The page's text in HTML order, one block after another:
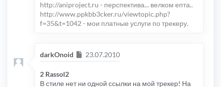
http://aniproject.ru - перспектива... велком епта..
http://www.ppkbb3cker.ru/viewtopic.php?
f=35&t=1042 - мои платные услуги по трекеру.
darkOnoid Сообщение
23.07.2010
2 Rassol2
В стиле нет ни одной ссылки на мой трекер! На